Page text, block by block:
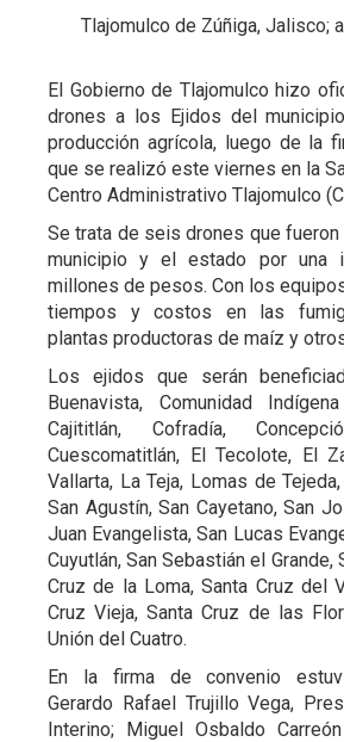
Tlajomulco de Zúñiga, Jalisco;
El Gobierno de Tlajomulco hizo
drones a los Ejidos del
producción agrícola, luego de la
que se realizó este viernes en la
Centro Administrativo Tlajomulco
Se trata de seis drones que
municipio y el estado por una
millones de pesos. Con los
tiempos y costos en las
plantas productoras de maíz y
Los ejidos que serán
Buenavista, Comunidad
Cajititlán, Cofradía,
Cuescomatitlán, El Tecolote, El
Vallarta, La Teja, Lomas de
San Agustín, San Cayetano, San
Juan Evangelista, San Lucas
Cuyutlán, San Sebastián el Grande,
Cruz de la Loma, Santa Cruz del
Cruz Vieja, Santa Cruz de las
Unión del Cuatro.
En la firma de convenio
Gerardo Rafael Trujillo Vega,
Interino; Miguel Osbaldo